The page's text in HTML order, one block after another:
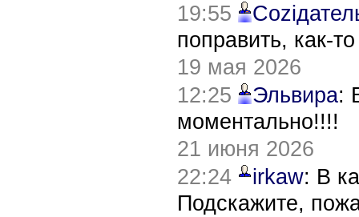
19:55
поправить, как-
19 мая 2026
12:25
Эльвира:
моментально!!!!
21 июня 2026
22:24
irkaw: В
Подскажите,